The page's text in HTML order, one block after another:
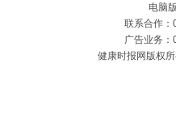
电脑版
联系合作
广告业务
健康时报网版权